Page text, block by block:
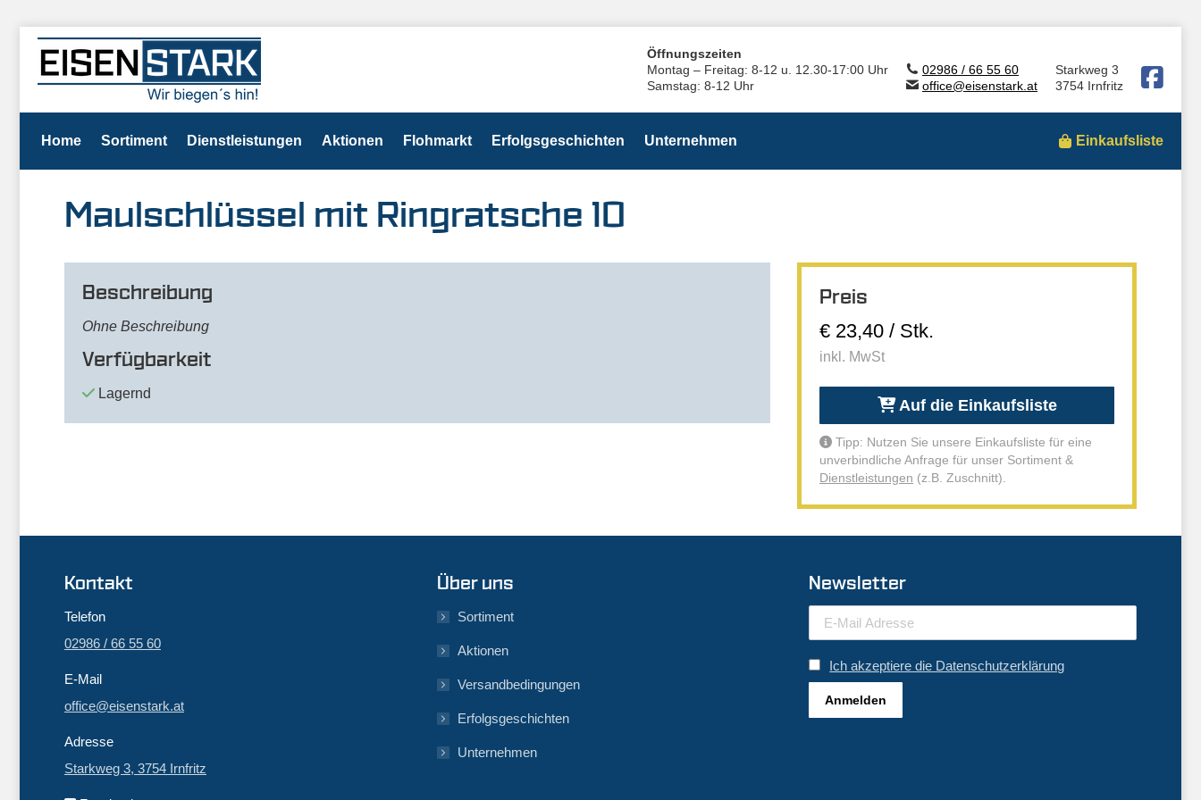
Öffnungszeiten
Montag – Freitag: 8-12 u. 12.30-17:00 Uhr
Samstag: 8-12 Uhr
02986 / 66 55 60
office@eisenstark.at
Starkweg 3
3754 Irnfritz
Home Sortiment Dienstleistungen Aktionen Flohmarkt Erfolgsgeschichten Unternehmen Einkaufsliste
Maulschlüssel mit Ringratsche 10
Beschreibung
Ohne Beschreibung
Verfügbarkeit
Lagernd
Preis
€ 23,40 / Stk.
inkl. MwSt
Auf die Einkaufsliste
Tipp: Nutzen Sie unsere Einkaufsliste für eine
unverbindliche Anfrage für unser Sortiment &
Dienstleistungen (z.B. Zuschnitt).
Kontakt
Telefon
02986 / 66 55 60
E-Mail
office@eisenstark.at
Adresse
Starkweg 3, 3754 Irnfritz
Über uns
Sortiment
Aktionen
Versandbedingungen
Erfolgsgeschichten
Unternehmen
Newsletter
Ich akzeptiere die Datenschutzerklärung